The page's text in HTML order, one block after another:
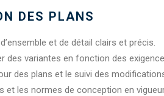
DES PLANS
et de détail clairs et précis.
des variantes en fonction des
des plans et le suivi des
et les normes de conception en